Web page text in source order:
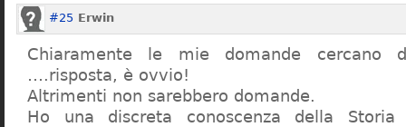
#25 Erwin
Chiaramente le mie domande cercano
….risposta, è ovvio!
Altrimenti non sarebbero domande.
Ho una discreta conoscenza della